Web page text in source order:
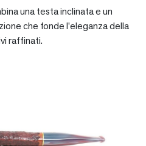
una testa inclinata e un
che fonde l’eleganza della
raffinati.